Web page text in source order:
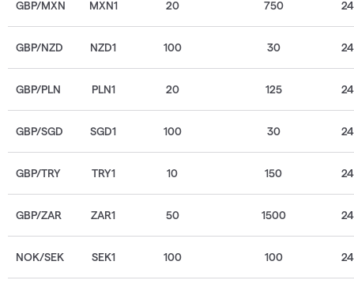
GBP/MXN MXN1 20 750
GBP/NZD NZD1 100 30
GBP/PLN PLN1 20 125
GBP/SGD SGD1 100 30
GBP/TRY TRY1 10 150
GBP/ZAR ZAR1 50 1500
NOK/SEK SEK1 100 100